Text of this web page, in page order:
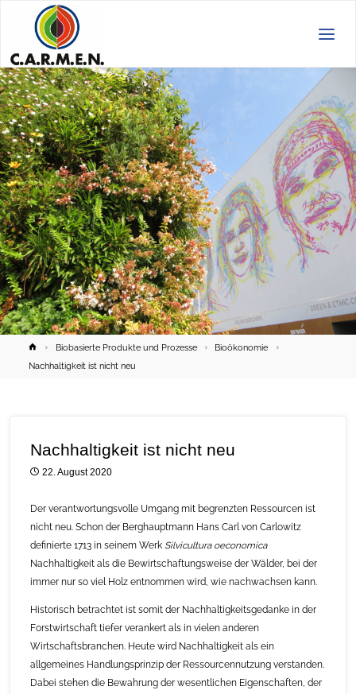
HomeBiobasierte Produkte und Prozesse
Bioökonomie
Nachhaltigkeit ist nicht neu
Nachhaltigkeit ist nicht neu
22. August 2020
Der verantwortungsvolle Umgang mit begrenzten Ressourcen ist
nicht neu. Schon der Berghauptmann Hans Carl von Carlowitz
definierte 1713 in seinem WerkSilvicultura oeconomica
Nachhaltigkeit als die Bewirtschaftungsweise der Wälder, bei der
immer nur so viel Holz entnommen wird, wie nachwachsen kann.
Historisch betrachtet ist somit der Nachhaltigkeitsgedanke in der
Forstwirtschaft tiefer verankert als in vielen anderen
Wirtschaftsbranchen. Heute wird Nachhaltigkeit als ein
allgemeines Handlungsprinzip der Ressourcennutzung verstanden.
Dabei stehen die Bewahrung der wesentlichen Eigenschaften, der